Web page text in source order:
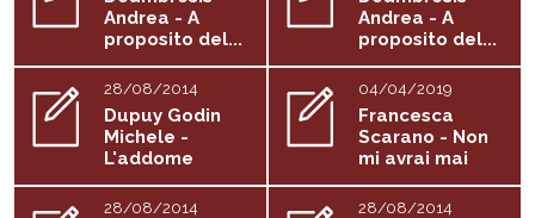
Andrea - A
proposito del...
Andrea - A
proposito del...
28/08/2014
Dupuy Godin
Michele -
L'addome
delle...
04/04/2019
Francesca
Scarano - Non
mi avrai mai
28/08/2014 28/08/2014